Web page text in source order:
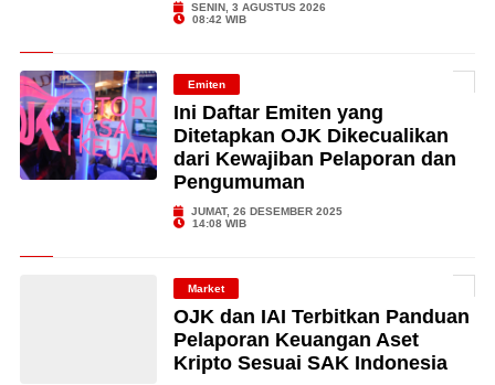
SENIN, 3 AGUSTUS 2026
08:42 WIB
Emiten
Ini Daftar Emiten yang
Ditetapkan OJK Dikecualikan
dari Kewajiban Pelaporan dan
Pengumuman
JUMAT, 26 DESEMBER 2025
14:08 WIB
Market
OJK dan IAI Terbitkan Panduan
Pelaporan Keuangan Aset
Kripto Sesuai SAK Indonesia